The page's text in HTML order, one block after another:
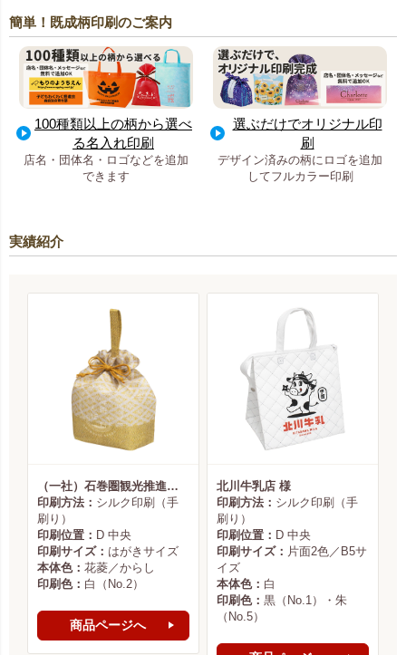
簡単！既成柄印刷のご案内
100種類以上の柄から選べ
る名入れ印刷
店名・団体名・ロゴなどを追加
できます
選ぶだけでオリジナル印
刷
デザイン済みの柄にロゴを追加
してフルカラー印刷
実績紹介
（一社）石巻圏観光推進機構様
印刷方法： シルク印刷（手
刷り）
印刷位置： D 中央
印刷サイズ： はがきサイズ
本体色： 花菱／からし
印刷色： 白（No.2）
商品ページへ
北川牛乳店 様
印刷方法： シルク印刷（手
刷り）
印刷位置： D 中央
印刷サイズ： 片面2色／B5サ
イズ
本体色： 白
印刷色： 黒（No.1）・朱
（No.5）